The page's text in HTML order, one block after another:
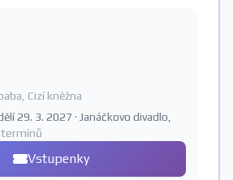
Cizí kněžna
29. 3. 2027 · Janáčkovo divadlo,
termínů
Vstupenky